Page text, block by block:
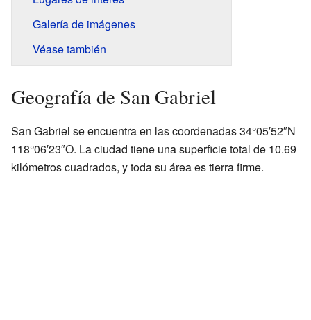
Galería de imágenes
Véase también
Geografía de San Gabriel
San Gabriel se encuentra en las coordenadas 34°05′52″N
118°06′23″O. La ciudad tiene una superficie total de 10.69
kilómetros cuadrados, y toda su área es tierra firme.